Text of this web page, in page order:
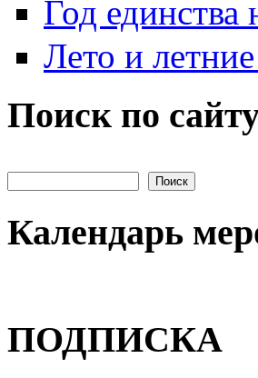
Год единства
Лето и
Поиск по
Календарь
ПОДПИСКА